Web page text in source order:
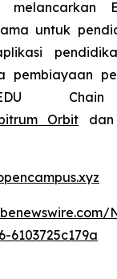
melancarkan
untuk
pembiayaan
Chain
Orbit dan
6103725c179a